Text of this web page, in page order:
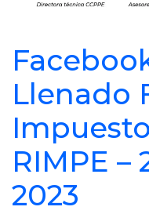
Llenado
RIMPE –
2023